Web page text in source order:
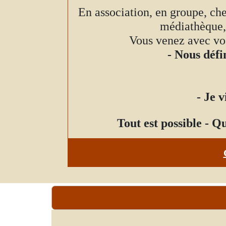
En association, en groupe,
Vous venez avec
- Nous
- Je
Tout est possible -